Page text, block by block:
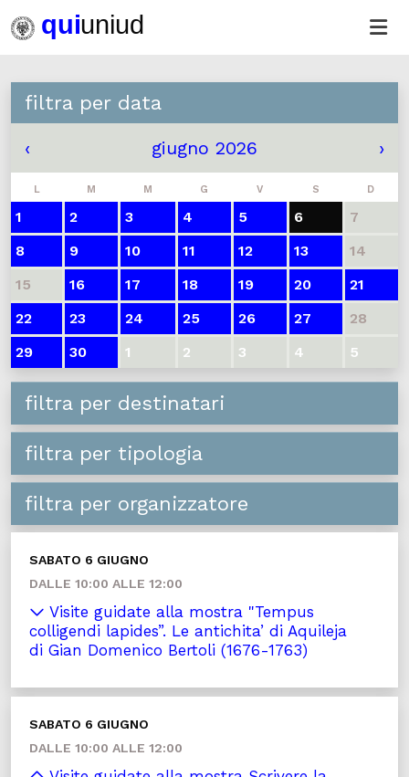
filtra per data
‹ giugno 2026 ›
L M M G V S D
1 2 3 4 5 6
7
8
9 10 11 12 13
14
15
16 17 18 19 20
21
22
23 24 25 26 27
28
29
30 1 2 3 4 5
filtra per destinatari
filtra per tipologia
filtra per organizzatore
SABATO 6 GIUGNO
DALLE 10:00 ALLE 12:00
Visite guidate alla mostra "Tempus
colligendi lapides”. Le antichita’ di Aquileja
di Gian Domenico Bertoli (1676-1763)
SABATO 6 GIUGNO
DALLE 10:00 ALLE 12:00